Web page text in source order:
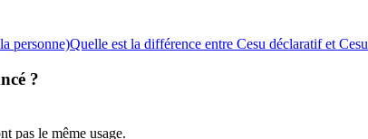
personne)Quelle est la différence entre Cesu déclaratif et
?
pas le même usage.